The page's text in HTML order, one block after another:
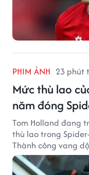
PHIM ẢNH 23 phút
Mức thù lao
năm đóng
Tom Holland đang
thù lao trong
Thành công vang
trình thăng hạng
một thập kỷ gắn bó